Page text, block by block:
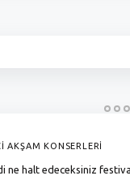
AKŞAM KONSERLERİ
ne halt edeceksiniz